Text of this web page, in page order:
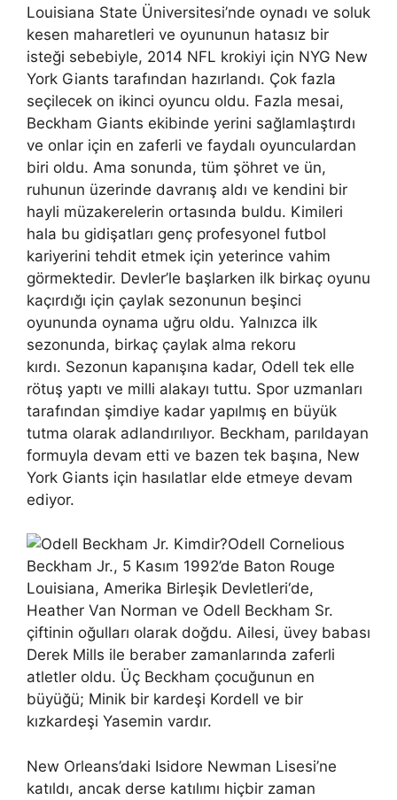
Louisiana State Üniversitesi’nde oynadı ve soluk
kesen maharetleri ve oyununun hatasız bir
isteği sebebiyle, 2014 NFL krokiyi için NYG New
York Giants tarafından hazırlandı. Çok fazla
seçilecek on ikinci oyuncu oldu. Fazla mesai,
Beckham Giants ekibinde yerini sağlamlaştırdı
ve onlar için en zaferli ve faydalı oyunculardan
biri oldu. Ama sonunda, tüm şöhret ve ün,
ruhunun üzerinde davranış aldı ve kendini bir
hayli müzakerelerin ortasında buldu. Kimileri
hala bu gidişatları genç profesyonel futbol
kariyerini tehdit etmek için yeterince vahim
görmektedir. Devler’le başlarken ilk birkaç oyunu
kaçırdığı için çaylak sezonunun beşinci
oyununda oynama uğru oldu. Yalnızca ilk
sezonunda, birkaç çaylak alma rekoru
kırdı. Sezonun kapanışına kadar, Odell tek elle
rötuş yaptı ve milli alakayı tuttu. Spor uzmanları
tarafından şimdiye kadar yapılmış en büyük
tutma olarak adlandırılıyor. Beckham, parıldayan
formuyla devam etti ve bazen tek başına, New
York Giants için hasılatlar elde etmeye devam
ediyor.
Odell Cornelious
Beckham Jr., 5 Kasım 1992’de Baton Rouge
Louisiana, Amerika Birleşik Devletleri‘de,
Heather Van Norman ve Odell Beckham Sr.
çiftinin oğulları olarak doğdu. Ailesi, üvey babası
Derek Mills ile beraber zamanlarında zaferli
atletler oldu. Üç Beckham çocuğunun en
büyüğü; Minik bir kardeşi Kordell ve bir
kızkardeşi Yasemin vardır.
New Orleans’daki Isidore Newman Lisesi’ne
katıldı, ancak derse katılımı hiçbir zaman